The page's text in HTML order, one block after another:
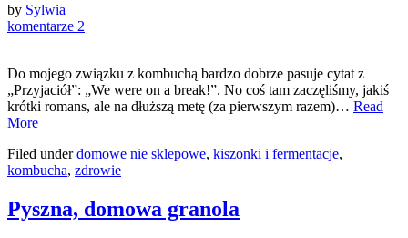
by Sylwia
komentarze 2
Do mojego związku z kombuchą bardzo dobrze pasuje cytat z
„Przyjaciół”: „We were on a break!”. No coś tam zaczęliśmy, jakiś
krótki romans, ale na dłuższą metę (za pierwszym razem)… Read
More
Filed underdomowe nie sklepowe, kiszonki i fermentacje,
kombucha, zdrowie
Pyszna, domowa granola